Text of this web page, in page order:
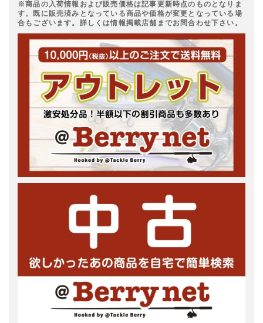
※商品の入荷情報および販売価格は記事更新時点のものとなりま
す。既に販売済みとなっている商品や価格が変更となっている場
合もございます。詳しくは情報掲載店舗までお問合わせ下さい。